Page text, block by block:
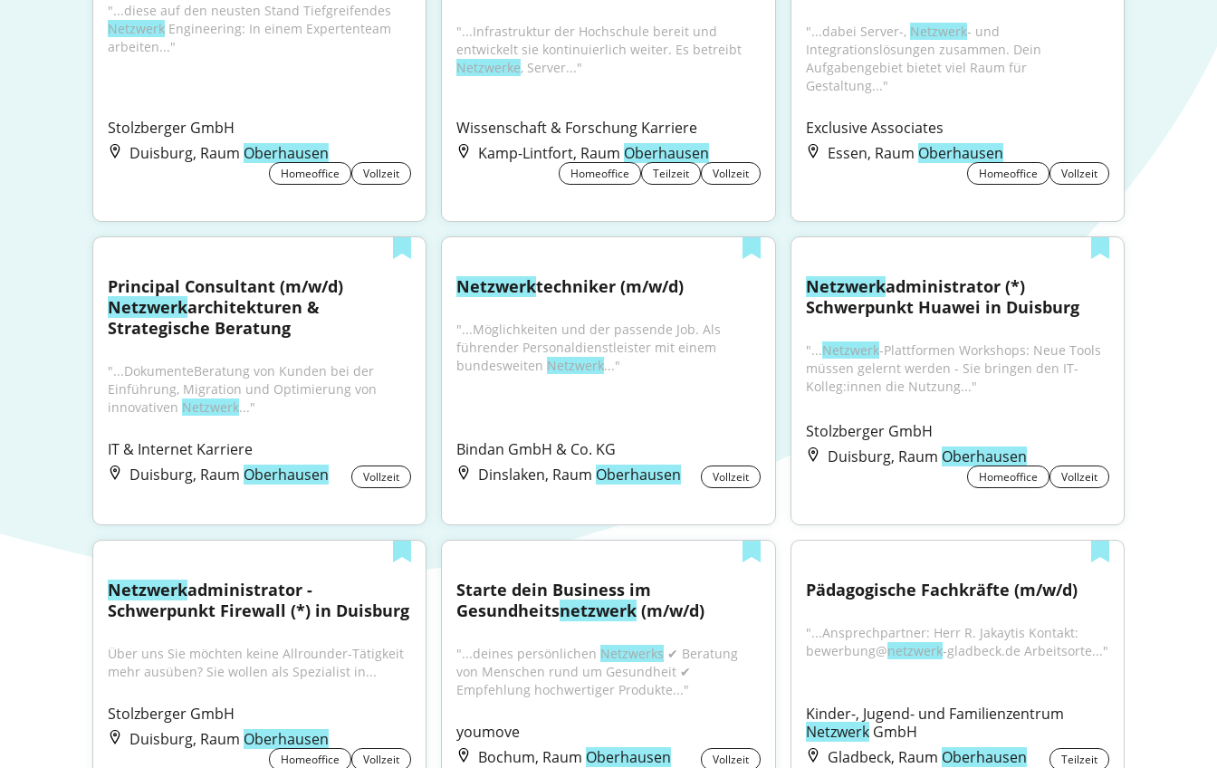
Netzwerk Engineering: In einem Expertenteam
arbeiten..."
Stolzberger GmbH
Duisburg, Raum Oberhausen
Homeoffice Vollzeit
"...Infrastruktur der Hochschule bereit und
Netzwerke, Server..."
Wissenschaft & Forschung Karriere
Kamp-Lintfort, Raum Oberhausen
Homeoffice Teilzeit Vollzeit
"...dabei Server-, Netzwerk- und
Integrationslösungen zusammen. Dein
Aufgabengebiet bietet viel Raum für
Gestaltung..."
Exclusive Associates
Essen, Raum Oberhausen
Homeoffice Vollzeit
Netzwerkarchitekturen &
Strategische Beratung
"...DokumenteBeratung von Kunden bei der
Einführung, Migration und Optimierung von
innovativen Netzwerk..."
IT & Internet Karriere
Duisburg, Raum Oberhausen Vollzeit
Netzwerktechniker (m/w/d)
"...Möglichkeiten und der passende Job. Als
führender Personaldienstleister mit einem
bundesweiten Netzwerk..."
Bindan GmbH & Co. KG
Dinslaken, Raum Oberhausen Vollzeit
Netzwerkadministrator (*)
Schwerpunkt Huawei in Duisburg
"...Netzwerk-Plattformen Workshops: Neue Tools
müssen gelernt werden - Sie bringen den IT-
Kolleg:innen die Nutzung..."
Stolzberger GmbH
Duisburg, Raum Oberhausen
Homeoffice Vollzeit
Netzwerkadministrator -
Schwerpunkt Firewall (*) in Duisburg
Über uns Sie möchten keine Allrounder-Tätigkeit
mehr ausüben? Sie wollen als Spezialist in...
Stolzberger GmbH
Duisburg, Raum Oberhausen
Homeoffice Vollzeit
Starte dein Business im
Gesundheitsnetzwerk (m/w/d)
"...deines persönlichen Netzwerks ✔ Beratung
von Menschen rund um Gesundheit ✔
Empfehlung hochwertiger Produkte..."
youmove
Bochum, Raum Oberhausen Vollzeit
Pädagogische Fachkräfte (m/w/d)
"...Ansprechpartner: Herr R. Jakaytis Kontakt:
bewerbung@netzwerk-gladbeck.de Arbeitsorte..."
Netzwerk GmbH
Gladbeck, Raum Oberhausen Teilzeit